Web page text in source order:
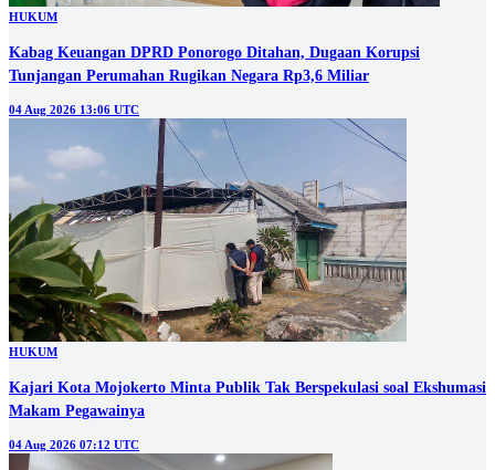
HUKUM
Kabag Keuangan DPRD Ponorogo Ditahan, Dugaan Korupsi
Tunjangan Perumahan Rugikan Negara Rp3,6 Miliar
04 Aug 2026 13:06 UTC
HUKUM
Kajari Kota Mojokerto Minta Publik Tak Berspekulasi soal Ekshumasi
Makam Pegawainya
04 Aug 2026 07:12 UTC